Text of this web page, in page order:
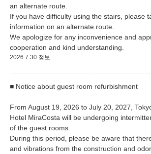
an alternate route.
If you have difficulty using the stairs, please
information on an alternate route.
We apologize for any inconvenience and
cooperation and kind understanding.
2026.7.30 정보
■ Notice about guest room refurbishment
From August 19, 2026 to July 20, 2027,
Hotel MiraCosta will be undergoing
of the guest rooms.
During this period, please be aware that
and vibrations from the construction and